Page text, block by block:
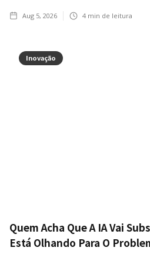
Aug 5, 2026 4 min de leitura
Inovação
Quem Acha Que A IA Vai
Está Olhando Para O